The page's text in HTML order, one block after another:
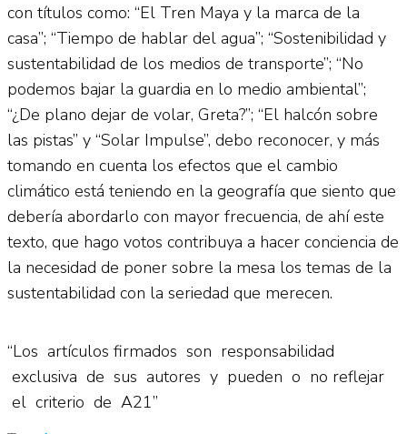
con títulos como: “El Tren Maya y la marca de la
casa”; “Tiempo de hablar del agua”; “Sostenibilidad y
sustentabilidad de los medios de transporte”; “No
podemos bajar la guardia en lo medio ambiental”;
“¿De plano dejar de volar, Greta?”; “El halcón sobre
las pistas” y “Solar Impulse”, debo reconocer, y más
tomando en cuenta los efectos que el cambio
climático está teniendo en la geografía que siento que
debería abordarlo con mayor frecuencia, de ahí este
texto, que hago votos contribuya a hacer conciencia de
la necesidad de poner sobre la mesa los temas de la
sustentabilidad con la seriedad que merecen.
“Los artículos firmados son responsabilidad
exclusiva de sus autores y pueden o no reflejar
el criterio de A21”